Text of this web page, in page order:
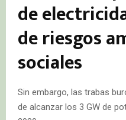
de
de riesgos
sociales
Sin embargo, las trabas
de alcanzar los 3 GW de